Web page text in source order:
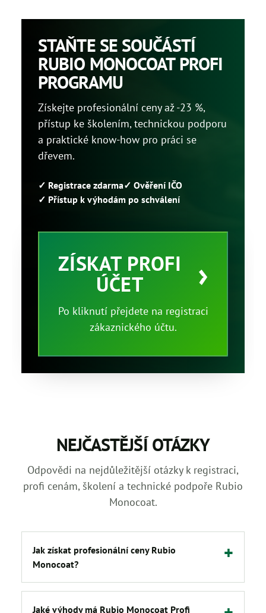
STAŇTE SE SOUČÁSTÍ
RUBIO MONOCOAT PROFI
PROGRAMU
Získejte profesionální ceny až -23 %,
přístup ke školením, technickou podporu
a praktické know-how pro práci se
dřevem.
✓ Registrace zdarma✓ Ověření IČO
✓ Přístup k výhodám po schválení
ZÍSKAT PROFI
ÚČET
Po kliknutí přejdete na registraci
zákaznického účtu.
NEJČASTĚJŠÍ OTÁZKY
Odpovědi na nejdůležitější otázky k registraci,
profi cenám, školení a technické podpoře Rubio
Monocoat.
Jak získat profesionální ceny Rubio
Monocoat?
Jaké výhody má Rubio Monocoat Profi